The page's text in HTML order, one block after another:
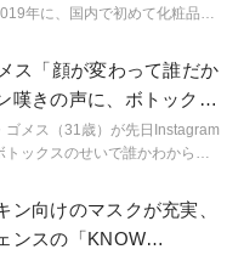
年に、国内で初めて化粧品お
内唯一のアワードとしてスター
した。2023年の受賞ブランド
ENERGY」の会場で開催
ス「顔が変わって誰だか
嘆きの声に、ボトックス
ゴメス（31歳）が先日Instagram
ックスのせいで誰かわからな
「Rare Beauty（レア ビューテ
イクアップセルフィーを投稿
身の見た目に関するコメント
ン向けのマスクが充実、
ンスの「KNOW